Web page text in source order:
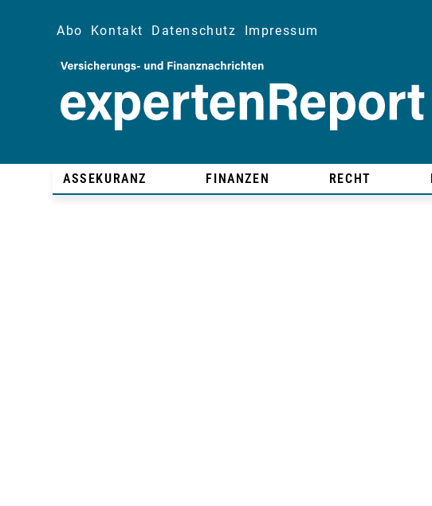
Abo Kontakt Datenschutz Impressum
ASSEKURANZ FINANZEN RECHT